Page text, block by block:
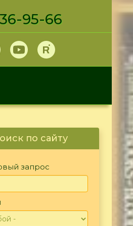
95-66
по сайту
запрос